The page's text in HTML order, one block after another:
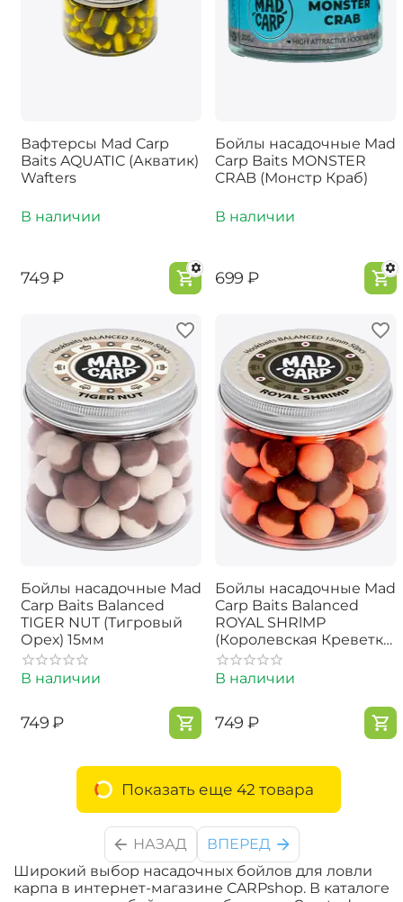
Широкий выбор насадочных бойлов для ловли
карпа в интернет-магазине CARPshop. В каталоге
Вафтерсы Mad Carp
Baits AQUATIC (Акватик)
Wafters
В наличии
‍749‍ ₽
Бойлы насадочные Mad
Carp Baits MONSTER
CRAB (Монстр Краб)
В наличии
‍699‍ ₽
Бойлы насадочные Mad
Carp Baits Balanced
TIGER NUT (Тигровый
Орех) 15мм
В наличии
‍749‍ ₽
Бойлы насадочные Mad
Carp Baits Balanced
ROYAL SHRlMP
(Королевская Креветка)
15мм
В наличии
‍749‍ ₽
Показать еще 42 товара
НАЗАД ВПЕРЕД